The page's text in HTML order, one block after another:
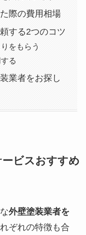
際の費用相場
する2つのコツ
をもらう
る
業者をお探し
ービスおすすめ
外壁塗装業者を
ぞれの特徴も合